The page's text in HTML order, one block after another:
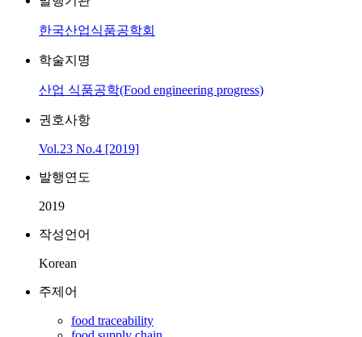
한국산업식품공학회
학술지명
산업 식품공학(Food engineering progress)
권호사항
Vol.23 No.4 [2019]
발행연도
2019
작성언어
Korean
주제어
food traceability